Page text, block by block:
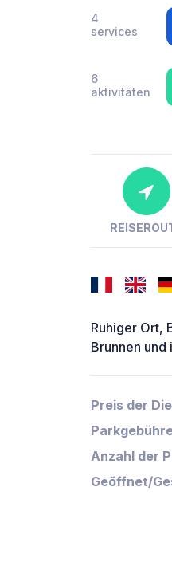
4
services
6
aktivitäten
Ruhiger Ort,
Brunnen und
Preis der
Anzahl der
Geöffnet/